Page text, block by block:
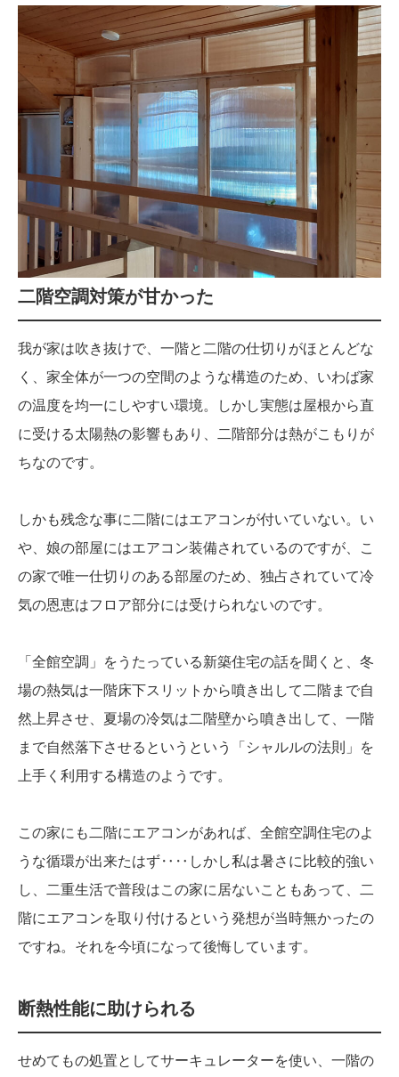
二階空調対策が甘かった
我が家は吹き抜けで、一階と二階の仕切りがほとんどな
く、家全体が一つの空間のような構造のため、いわば家
の温度を均一にしやすい環境。しかし実態は屋根から直
に受ける太陽熱の影響もあり、二階部分は熱がこもりが
ちなのです。
しかも残念な事に二階にはエアコンが付いていない。い
や、娘の部屋にはエアコン装備されているのですが、こ
の家で唯一仕切りのある部屋のため、独占されていて冷
気の恩恵はフロア部分には受けられないのです。
「全館空調」をうたっている新築住宅の話を聞くと、冬
場の熱気は一階床下スリットから噴き出して二階まで自
然上昇させ、夏場の冷気は二階壁から噴き出して、一階
まで自然落下させるというという「シャルルの法則」を
上手く利用する構造のようです。
この家にも二階にエアコンがあれば、全館空調住宅のよ
うな循環が出来たはず‥‥しかし私は暑さに比較的強い
し、二重生活で普段はこの家に居ないこともあって、二
階にエアコンを取り付けるという発想が当時無かったの
ですね。それを今頃になって後悔しています。
断熱性能に助けられる
せめてもの処置としてサーキュレーターを使い、一階の